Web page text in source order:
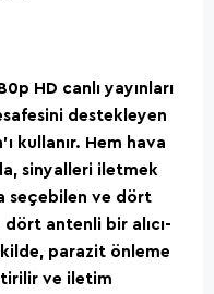
HD canlı yayınları
destekleyen
kullanır. Hem hava
sinyalleri iletmek
seçebilen ve dört
antenli bir alıcı-
parazit önleme
ve iletim